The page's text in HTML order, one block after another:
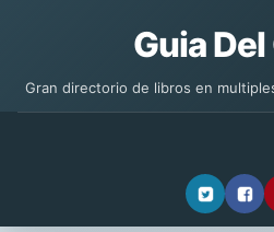
Guia
Gran directorio de libros en